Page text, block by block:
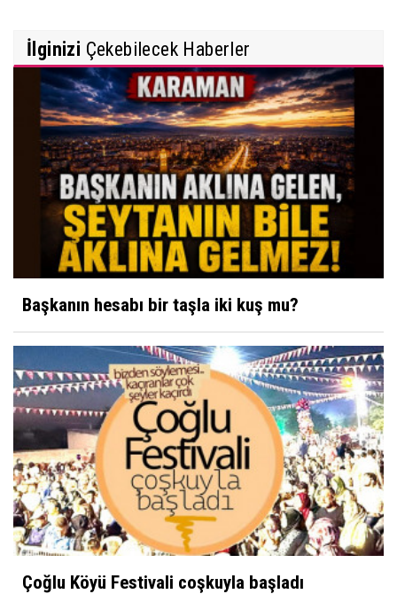
İlginizi Çekebilecek Haberler
Başkanın hesabı bir taşla iki kuş mu?
Çoğlu Köyü Festivali coşkuyla başladı